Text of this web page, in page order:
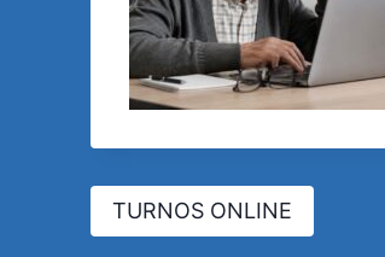
TURNOS ONLINE